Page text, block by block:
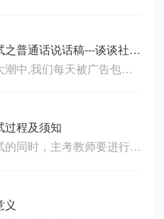
普通话水平测试之普通话说话稿---谈谈社会公德
在商品经济的大潮中,我们每天被广告包围，被商品包围。如果我们买了东西，被别人欺骗，那会是一种怎样的感觉呢？前几天，我上街购物，发现有一家鞋店门边上写着“全市最平”，于是进去看看，发现一双式样新潮中看的皮鞋，鞋前一张红纸写着：“厂价直销，真牛皮鞋，原价200元，现价150元。”我见有此好处，一番斟酌后，讨价还价买了下来。我自以为好运，以为买到既好看又便宜的好货。结果回到家后没有几天就不能用了，还在关键的...
过程及须知
一、普遍话考试的同时，主考教师要进行录音考生要按下列要求进行：1、考试（录音）开始后考生必须首先说下面四句话：我的名字是（ ），考 号是（ ），工作单位是测试题号是（ ）。2、所有测试内容一律按照横向从左至右的顺序来读；不许说试题以外的内容。3、录音过程中不能随意中断或按“暂停”键。4、要按照规定的时间进行录音，录音结束进行保存时要举手示意测试员老师，测试员老师再行检查考生输入的考号是否与准考证上一致...
义